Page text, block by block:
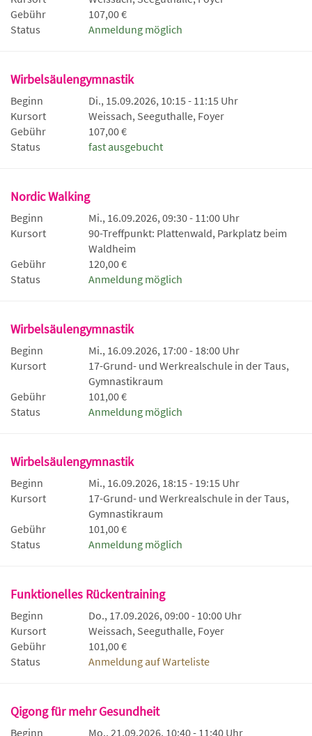
Gebühr
107,00 €
Status
Anmeldung möglich
Wirbelsäulengymnastik
Beginn
Di., 15.09.2026, 10:15 - 11:15 Uhr
Kursort
Weissach, Seeguthalle, Foyer
Gebühr
107,00 €
Status
fast ausgebucht
Nordic Walking
Beginn
Mi., 16.09.2026, 09:30 - 11:00 Uhr
Kursort
90-Treffpunkt: Plattenwald, Parkplatz beim
Waldheim
Gebühr
120,00 €
Status
Anmeldung möglich
Wirbelsäulengymnastik
Beginn
Mi., 16.09.2026, 17:00 - 18:00 Uhr
Kursort
17-Grund- und Werkrealschule in der Taus,
Gymnastikraum
Gebühr
101,00 €
Status
Anmeldung möglich
Wirbelsäulengymnastik
Beginn
Mi., 16.09.2026, 18:15 - 19:15 Uhr
Kursort
17-Grund- und Werkrealschule in der Taus,
Gymnastikraum
Gebühr
101,00 €
Status
Anmeldung möglich
Funktionelles Rückentraining
Beginn
Do., 17.09.2026, 09:00 - 10:00 Uhr
Kursort
Weissach, Seeguthalle, Foyer
Gebühr
101,00 €
Status
Anmeldung auf Warteliste
Qigong für mehr Gesundheit
Beginn
Mo., 21.09.2026, 10:40 - 11:40 Uhr